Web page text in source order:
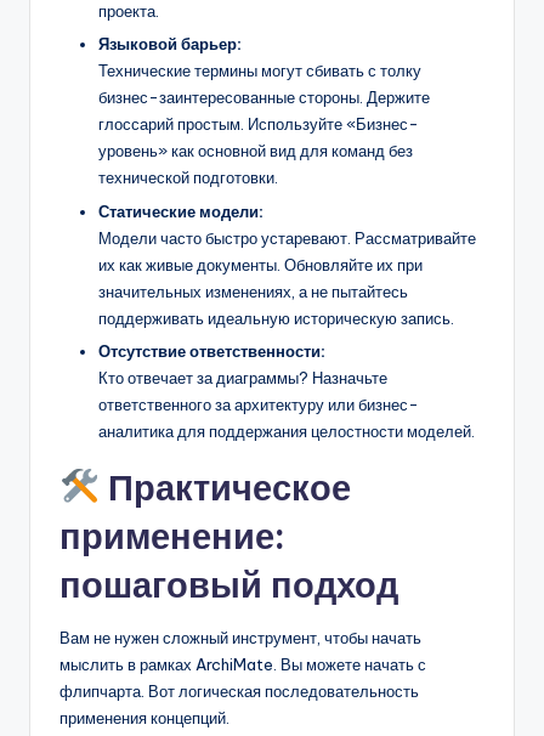
проекта.
Языковой барьер:
Технические термины могут сбивать с толку
бизнес-заинтересованные стороны. Держите
глоссарий простым. Используйте «Бизнес-
уровень» как основной вид для команд без
технической подготовки.
Статические модели:
Модели часто быстро устаревают. Рассматривайте
их как живые документы. Обновляйте их при
значительных изменениях, а не пытайтесь
поддерживать идеальную историческую запись.
Отсутствие ответственности:
Кто отвечает за диаграммы? Назначьте
ответственного за архитектуру или бизнес-
аналитика для поддержания целостности моделей.
Практическое
применение:
пошаговый подход
Вам не нужен сложный инструмент, чтобы начать
мыслить в рамках ArchiMate. Вы можете начать с
флипчарта. Вот логическая последовательность
применения концепций.